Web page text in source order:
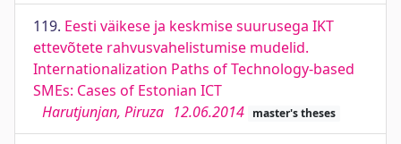
119. Eesti väikese ja keskmise suurusega IKT
ettevõtete rahvusvahelistumise mudelid.
Internationalization Paths of Technology-based
SMEs: Cases of Estonian ICT
Harutjunjan, Piruza 12.06.2014 master's theses